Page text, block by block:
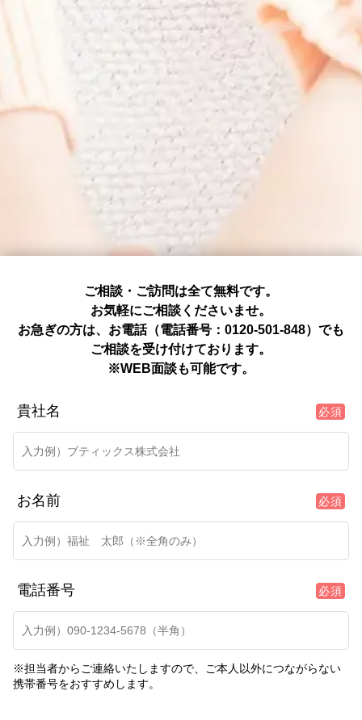
ご相談・ご訪問は全て無料です。
お気軽にご相談くださいませ。
お急ぎの方は、お電話（電話番号：0120-501-848）でも
ご相談を受け付けております。
※WEB面談も可能です。
貴社名 必須
お名前 必須
電話番号 必須
※担当者からご連絡いたしますので、ご本人以外につながらない
携帯番号をおすすめします。